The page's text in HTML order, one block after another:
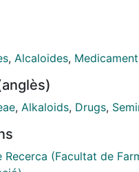
, Alcaloides,
, Alkaloids, Drugs,
Recerca (Facultat de